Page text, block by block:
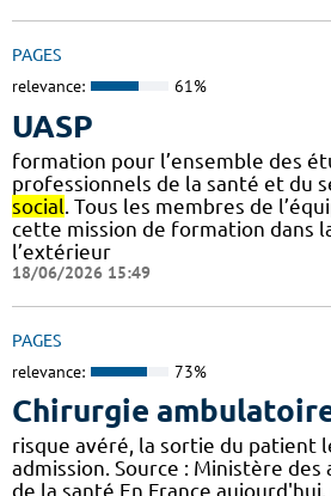
PAGES
relevance: 61%
UASP
formation pour l’ensemble des
professionnels de la santé et du
social . Tous les membres de
cette mission de formation dans
l’extérieur
18/06/2026 15:49
PAGES
relevance: 73%
Chirurgie
risque avéré, la sortie du patient
admission. Source : Ministère des
de la santé En France